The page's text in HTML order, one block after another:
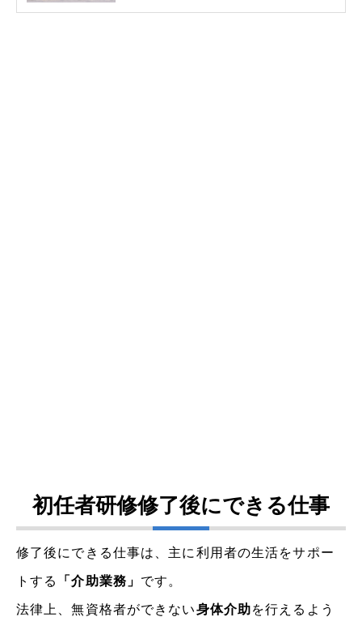
初任者研修修了後にできる仕事
修了後にできる仕事は、主に利用者の生活をサポー
トする 「介助業務」 です。
法律上、無資格者ができない身体介助を行えるよう